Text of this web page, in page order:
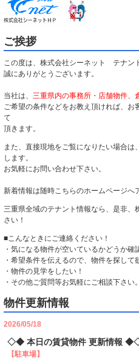
ご挨拶
この度は、株式会社シーネット テナン
誠にありがとうございます。
当社は、 三重県内の事務所・店舗物件、
ご希望の条件などをお教え頂ければ、
て
頂きます。
また、直接現地をご覧になりたい場合
します。
お気軽にお問い合わせ下さい。
新着情報は随時こちらのホームページへ
三重県全域のテナント情報なら、是非
さい！
■こんなときにご連絡ください！
・気になる物件が空いているかどうか確
・希望条件を伝えるので、物件を探して
・物件の見学をしたい！
・その他ご質問等お気軽にご相談下さい。
物件更新情報
2026/05/18
◇◆ 本日の賃貸物件 更新情報
【駐車場】